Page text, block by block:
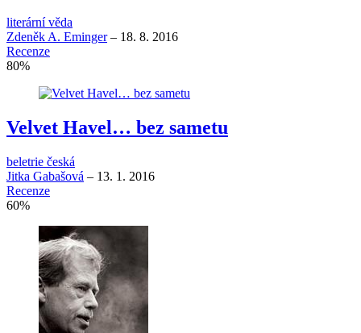
literární věda
Zdeněk A. Eminger – 18. 8. 2016
Recenze
80%
Velvet Havel… bez sametu
beletrie česká
Jitka Gabašová – 13. 1. 2016
Recenze
60%